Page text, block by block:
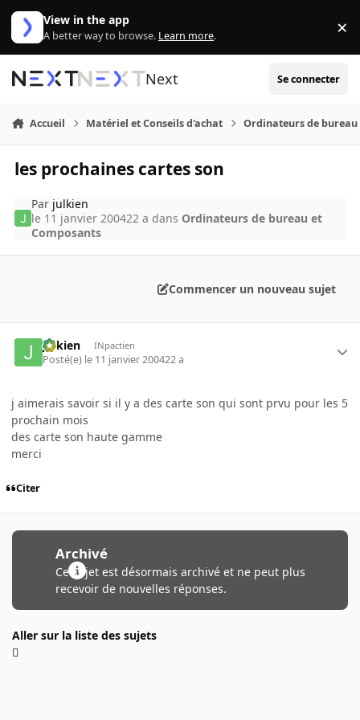
Aller au contenu
View in the app
A better way to browse. Learn more. ×
Next Se connecter
Accueil Matériel et Conseils d'achat Ordinateurs de bureau
les prochaines cartes son
Par julkien
le 11 janvier 200422 a dans Ordinateurs de bureau et
Composants
Commencer un nouveau sujet
julkien INpactien
Posté(e) le 11 janvier 200422 a
j aimerais savoir si il y a des carte son qui sont prvu pour les 5
prochain mois
des carte son haute gamme
merci
Citer
Archivé
Ce sujet est désormais archivé et ne peut plus
recevoir de nouvelles réponses.
Aller sur la liste des sujets